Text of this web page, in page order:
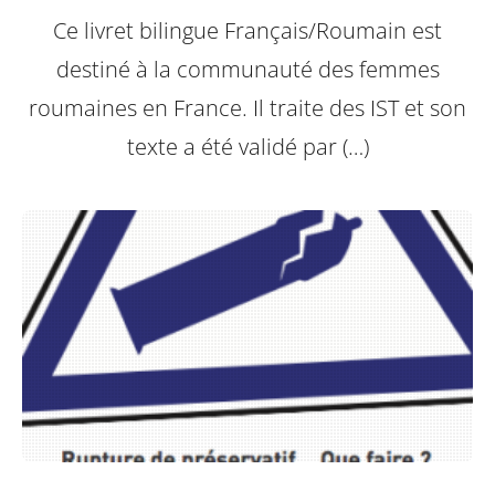
Ce livret bilingue Français/Roumain est
destiné à la communauté des femmes
roumaines en France. Il traite des IST et son
texte a été validé par (…)